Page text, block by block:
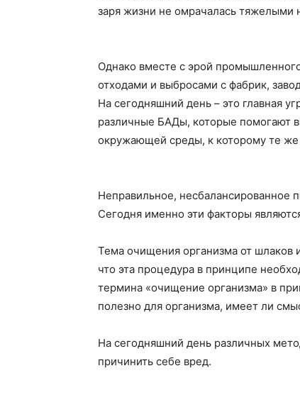
заря жизни не омрачалась тяжелыми
Однако вместе с эрой
отходами и выбросами с фабрик,
На сегодняшний день – это главная
различные БАДы, которые помогают
окружающей среды, к которому те
Неправильное, несбалансированное
Сегодня именно эти факторы
Тема очищения организма от шлаков
что эта процедура в принципе
термина «очищение организма» в
полезно для организма, имеет ли
На сегодняшний день различных
причинить себе вред.